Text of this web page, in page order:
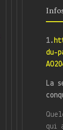
1.
du-
La
qui